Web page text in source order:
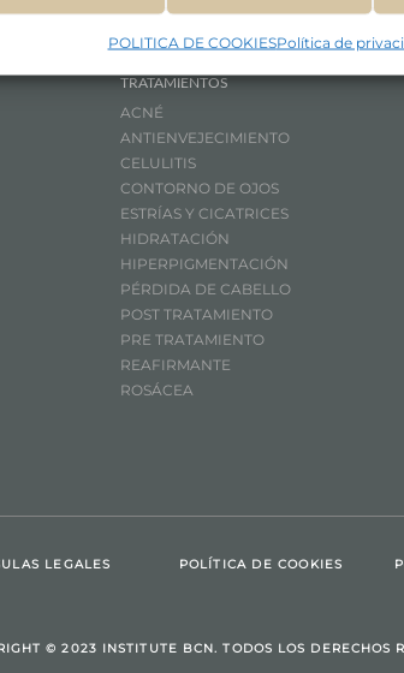
POLITICA DE COOKIESPolítica de
TRATAMIENTOS
ACNÉ
ANTIENVEJECIMIENTO
CELULITIS
CONTORNO DE OJOS
ESTRÍAS Y CICATRICES
HIDRATACIÓN
HIPERPIGMENTACIÓN
PÉRDIDA DE CABELLO
POST TRATAMIENTO
PRE TRATAMIENTO
REAFIRMANTE
ROSÁCEA
LEGALES POLÍTICA DE COOKIES
© 2023 INSTITUTE BCN. TODOS LOS DERECHOS